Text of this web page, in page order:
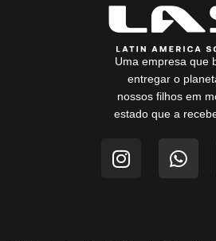
Uma empresa que
entregar o
nossos filhos em
estado que a